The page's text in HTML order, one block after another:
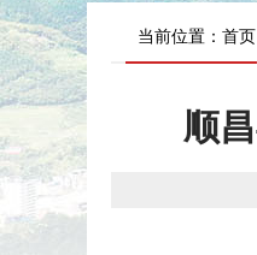
当前位置：首
顺